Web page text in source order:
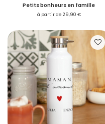
Petits bonheurs en famille
à partir de 29,90 €